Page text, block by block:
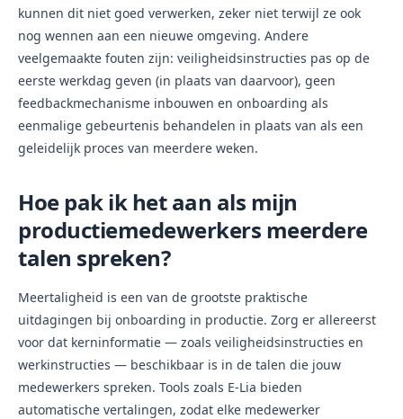
kunnen dit niet goed verwerken, zeker niet terwijl ze ook
nog wennen aan een nieuwe omgeving. Andere
veelgemaakte fouten zijn: veiligheidsinstructies pas op de
eerste werkdag geven (in plaats van daarvoor), geen
feedbackmechanisme inbouwen en onboarding als
eenmalige gebeurtenis behandelen in plaats van als een
geleidelijk proces van meerdere weken.
Hoe pak ik het aan als mijn
productiemedewerkers meerdere
talen spreken?
Meertaligheid is een van de grootste praktische
uitdagingen bij onboarding in productie. Zorg er allereerst
voor dat kerninformatie — zoals veiligheidsinstructies en
werkinstructies — beschikbaar is in de talen die jouw
medewerkers spreken. Tools zoals E-Lia bieden
automatische vertalingen, zodat elke medewerker